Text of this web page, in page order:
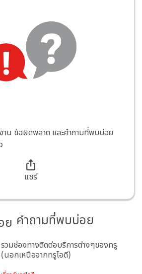
าน ข้อผิดพลาด และคำถามที่พบบ่อย
แชร์
คำถามที่พบบ่อย
รวมช่องทางติดต่อบริการต่างๆของทรู
(นอกเหนือจากทรูไอดี)